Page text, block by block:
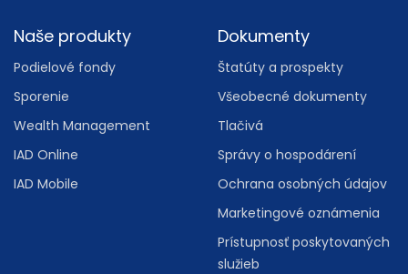
Footer
Naše produkty
Podielové fondy
Sporenie
Wealth Management
IAD Online
IAD Mobile
Dokumenty
Štatúty a prospekty
Všeobecné dokumenty
Tlačivá
Správy o hospodárení
Ochrana osobných údajov
Marketingové oznámenia
Prístupnosť poskytovaných
služieb